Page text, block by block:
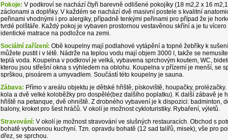
Pokoje: V podkroví se nachází čtyři barevně odlišené pokojíky (18 m2,2 x 16
záclonami a doplňky. V každém se nachází dvě masivní postele s kvalitní
peřinami vhodnými i pro alergiky, případně tenkými peřinami pro případ že je
tvrdé polštáře. Každý pokoj je vybaven prostornou vestavěnou skříní a je tu
identické matrace na podložce na zemi.
Sociální zařízení: Obě koupelny mají podlahové vytápění a topné žebříky k
můžete pustit i v létě. Nádrže na teplou vodu mají objem 3000 l, takže se
teplá voda. Koupelna v podkroví je velká, vybavena sprchovým koutem, WC,
kterou jsou střešní okna s výhledem na oblohu. Koupelna v přízemí je menší, se
sprškou, pisoárem a umyvadlem. Součástí této koupelny je sauna.
Zábava: Přímo v areálu objektu je dětské hřiště, pískoviště, houpačky,
kola a dvě velké koloběžky pro dospělé(bez dalšího poplatku). K další zábavě je
hřiště na petanque, dvě ohniště. Z drobného vybavení je k dispozici: badminton,
balony, kroket pro šest hráčů. V okolí je možnost cykloturistiky. Rybaření, výletů.
Stravování: V okolí je možnost stravování ve slušných restauracích. Obchod s
bohatě vybavenou kuchyní. Tzn. opravdu bohatě (12 sad talířů, misek), vše pro
dřez, se sprchou.